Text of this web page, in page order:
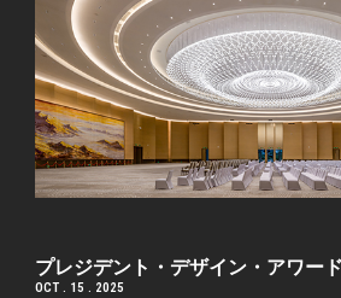
プレジデント・デザイン・アワー
OCT . 15 . 2025